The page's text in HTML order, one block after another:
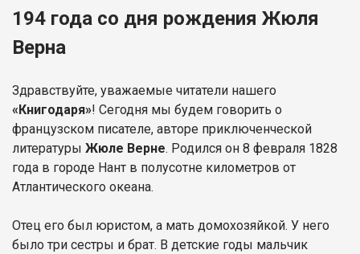
194 года со дня рождения Жюля
Верна
Здравствуйте, уважаемые читатели нашего
«Книгодаря»! Сегодня мы будем говорить о
французском писателе, авторе приключенческой
литературы Жюле Верне. Родился он 8 февраля 1828
года в городе Нант в полусотне километров от
Атлантического океана.
Отец его был юристом, а мать домохозяйкой. У него
было три сестры и брат. В детские годы мальчик